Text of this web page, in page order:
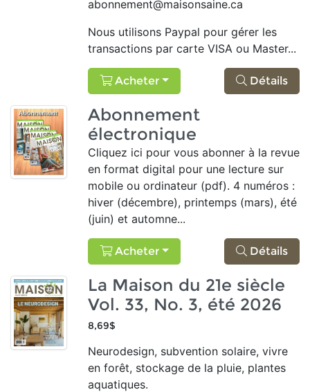
abonnement@maisonsaine.ca
Nous utilisons Paypal pour gérer les
transactions par carte VISA ou Master...
Acheter Détails
Abonnement
électronique
Cliquez ici pour vous abonner à la revue
en format digital pour une lecture sur
mobile ou ordinateur (pdf). 4 numéros :
hiver (décembre), printemps (mars), été
(juin) et automne...
Acheter Détails
La Maison du 21e siècle
Vol. 33, No. 3, été 2026
8,69$
Neurodesign, subvention solaire, vivre
en forêt, stockage de la pluie, plantes
aquatiques.